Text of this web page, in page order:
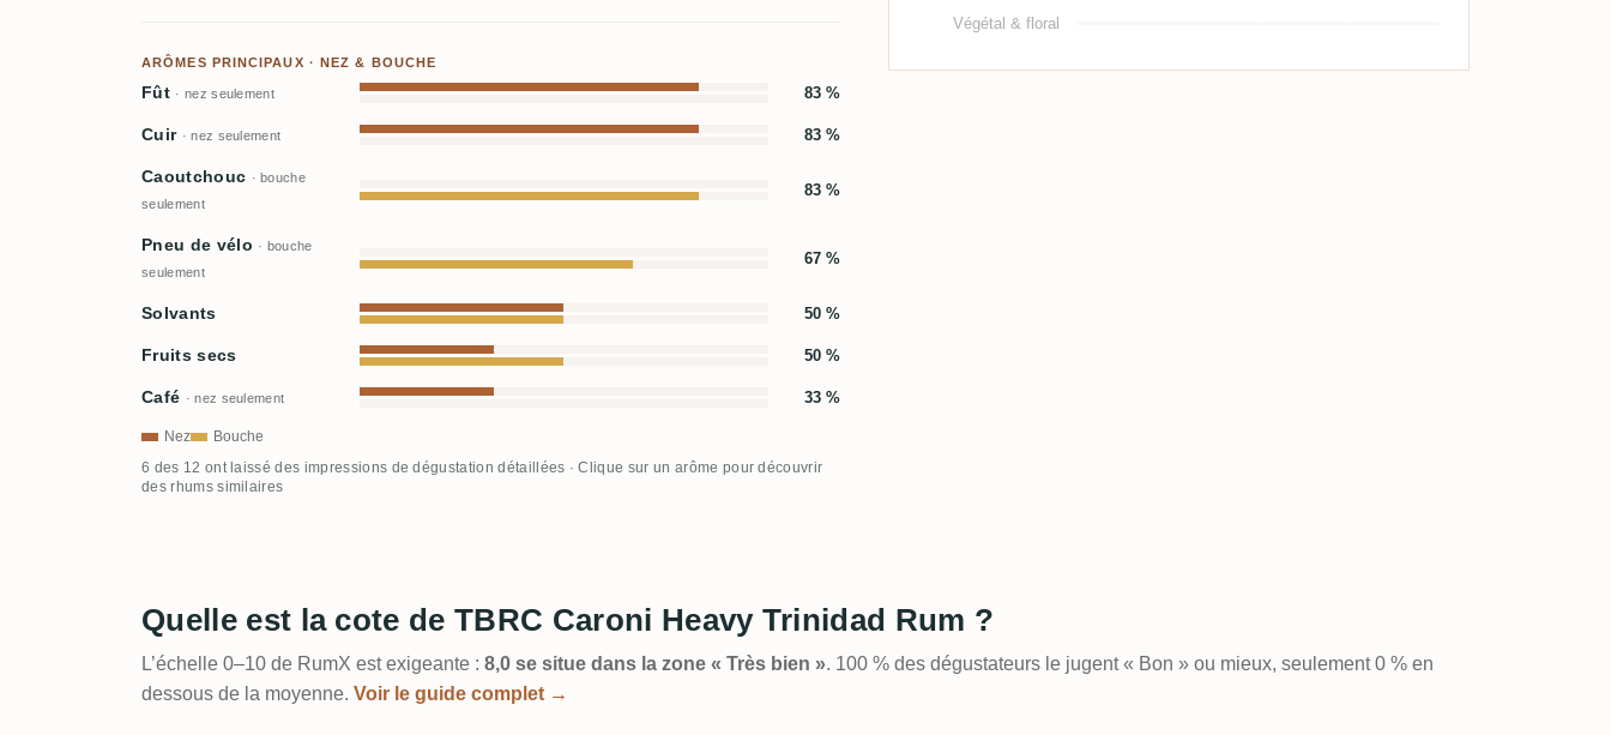
ARÔMES PRINCIPAUX · NEZ & BOUCHE
Fût · nez seulement 83 %
Cuir · nez seulement 83 %
Caoutchouc · bouche
seulement
83 %
Pneu de vélo · bouche
seulement
67 %
Solvants 50 %
Fruits secs 50 %
Café · nez seulement 33 %
Nez Bouche
6 des 12 ont laissé des impressions de dégustation détaillées · Clique sur un arôme pour découvrir
des rhums similaires
Végétal & floral
Quelle est la cote de TBRC Caroni Heavy Trinidad Rum ?
L’échelle 0–10 de RumX est exigeante : 8,0 se situe dans la zone « Très bien ». 100 % des dégustateurs le jugent « Bon » ou mieux, seulement 0 % en
dessous de la moyenne. Voir le guide complet →